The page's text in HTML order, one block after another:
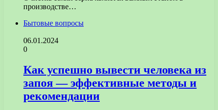
производстве…
Бытовые вопросы
06.01.2024
0
Как успешно вывести человека из
запоя — эффективные методы и
рекомендации